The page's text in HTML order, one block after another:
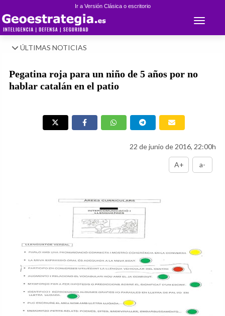
Ir a Versión Clásica o escritorio
Toggle
ÚLTIMAS NOTICIAS
Pegatina roja para un niño de 5 años por no
hablar catalán en el patio
22 de junio de 2016, 22:00h
A+ a-